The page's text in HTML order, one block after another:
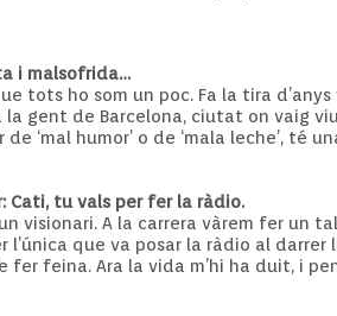
i malsofrida…
tots ho som un poc. Fa la tira
gent de Barcelona, ciutat on vaig
‘mal humor’ o de ‘mala leche’, té
tu vals per fer la ràdio.
visionari. A la carrera vàrem fer un
que va posar la ràdio al
feina. Ara la vida m’hi ha duit, i